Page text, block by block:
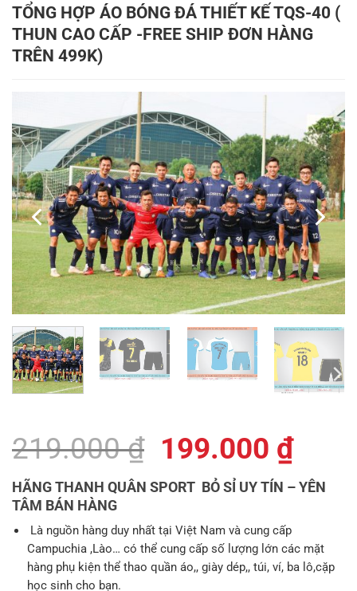
TỔNG HỢP ÁO BÓNG ĐÁ THIẾT KẾ TQS-40 (
THUN CAO CẤP -FREE SHIP ĐƠN HÀNG
TRÊN 499K)
219.000₫ Giá
gốc
219.000 ₫.
199.000 ₫Giá
hiện
là:
HÃNG THANH QUÂN SPORT BỎ SỈ UY TÍN – YÊN
TÂM BÁN HÀNG
Là nguồn hàng duy nhất tại Việt Nam và cung cấp
Campuchia ,Lào… có thể cung cấp số lượng lớn các mặt
hàng phụ kiện thể thao quần áo,, giày dép,, túi, ví, ba lô,cặp
học sinh cho bạn.